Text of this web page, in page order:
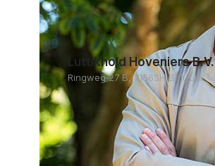
Luttikhold Hoveniers B.V.
Ringweg 27 B, 7156SH Beltrum